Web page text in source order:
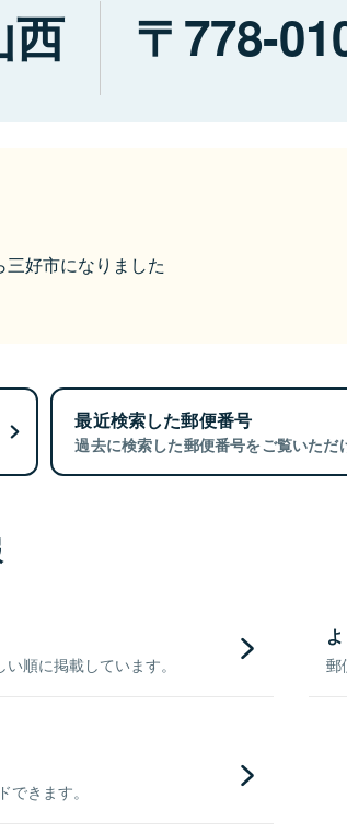
西 778-
好市になりました
最近検索した郵便番号
過去に検索した郵便番号をご覧いただ
順に掲載しています。 郵
きます。